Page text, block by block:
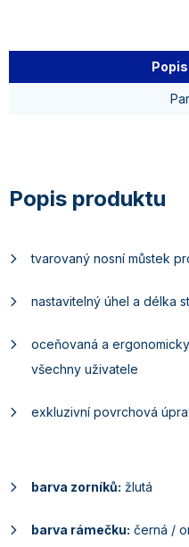
tvarovaný nosní můstek
nastavitelný úhel a délka
oceňovaná a
všechny uživatele
exkluzivní povrchová
barva zorníků: žlutá
barva rámečku: černá /